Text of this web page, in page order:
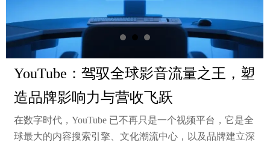
YouTube：驾驭全球影音流量之王，塑
造品牌影响力与营收飞跃
在数字时代，YouTube 已不再只是一个视频平台，它是全
球最大的内容搜索引擎、文化潮流中心，以及品牌建立深